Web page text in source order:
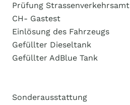
Prüfung Strassenverkehrsamt
CH- Gastest
Einlösung des Fahrzeugs
Gefüllter Dieseltank
Gefüllter AdBlue Tank
Sonderausstattung